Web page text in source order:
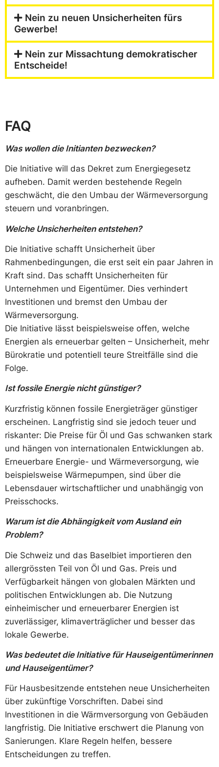
Nein zu neuen Unsicherheiten fürs
Gewerbe!
Nein zur Missachtung demokratischer
Entscheide!
FAQ
Was wollen die Initianten bezwecken?
Die Initiative will das Dekret zum Energiegesetz
aufheben. Damit werden bestehende Regeln
geschwächt, die den Umbau der Wärmeversorgung
steuern und voranbringen.
Welche Unsicherheiten entstehen?
Die Initiative schafft Unsicherheit über
Rahmenbedingungen, die erst seit ein paar Jahren in
Kraft sind. Das schafft Unsicherheiten für
Unternehmen und Eigentümer. Dies verhindert
Investitionen und bremst den Umbau der
Wärmeversorgung.
Die Initiative lässt beispielsweise offen, welche
Energien als erneuerbar gelten – Unsicherheit, mehr
Bürokratie und potentiell teure Streitfälle sind die
Folge.
Ist fossile Energie nicht günstiger?
Kurzfristig können fossile Energieträger günstiger
erscheinen. Langfristig sind sie jedoch teuer und
riskanter: Die Preise für Öl und Gas schwanken stark
und hängen von internationalen Entwicklungen ab.
Erneuerbare Energie- und Wärmeversorgung, wie
beispielsweise Wärmepumpen, sind über die
Lebensdauer wirtschaftlicher und unabhängig von
Preisschocks.
Warum ist die Abhängigkeit vom Ausland ein
Problem?
Die Schweiz und das Baselbiet importieren den
allergrössten Teil von Öl und Gas. Preis und
Verfügbarkeit hängen von globalen Märkten und
politischen Entwicklungen ab. Die Nutzung
einheimischer und erneuerbarer Energien ist
zuverlässiger, klimaverträglicher und besser das
lokale Gewerbe.
Was bedeutet die Initiative für Hauseigentümerinnen
und Hauseigentümer?
Für Hausbesitzende entstehen neue Unsicherheiten
über zukünftige Vorschriften. Dabei sind
Investitionen in die Wärmversorgung von Gebäuden
langfristig. Die Initiative erschwert die Planung von
Sanierungen. Klare Regeln helfen, bessere
Entscheidungen zu treffen.